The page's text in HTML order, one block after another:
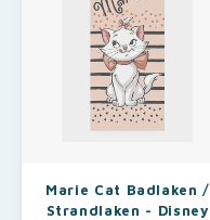
Marie Cat Badlaken /
Strandlaken - Disney